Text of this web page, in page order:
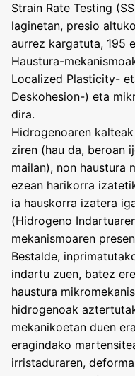
Strain Rate Testing
laginetan, presio
aurrez kargatuta, 195
Haustura-
Localized Plasticity-
Deskohesion-) eta
dira.
Hidrogenoaren
ziren (hau da, beroan
mailan), non haustura
ezean harikorra
ia hauskorra izatera
(Hidrogeno
mekanismoaren
Bestalde,
indartu zuen, batez
haustura
hidrogenoak
mekanikoetan duen
eragindako
irristaduraren,